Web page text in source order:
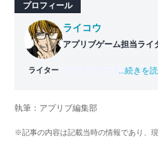
プロフィール
ライター
ライコウ
アプリブゲーム担当ライ
バンタンゲームアカデミ
ゲームだけでも1,000本
くして面白さを引き出し
...続きを
執筆：アプリブ編集部
※記事の内容は記載当時の情報であり、